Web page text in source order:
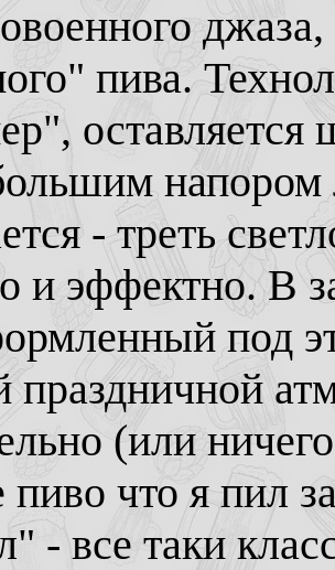
пива.
оставляется
напором
- треть
и эффектно. В
под
праздничной
(или
пиво что я пил
- все таки